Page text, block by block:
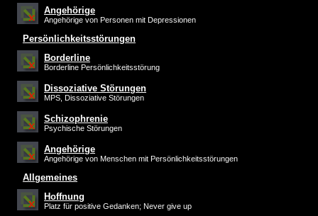
Angehörige
Angehörige von Personen mit Depressionen
Persönlichkeitsstörungen
Borderline
Borderline Persönlichkeitsstörung
Dissoziative Störungen
MPS, Dissoziative Störungen
Schizophrenie
Psychische Störungen
Angehörige
Angehörige von Menschen mit Persönlichkeitsstörungen
Allgemeines
Hoffnung
Platz für positive Gedanken; Never give up